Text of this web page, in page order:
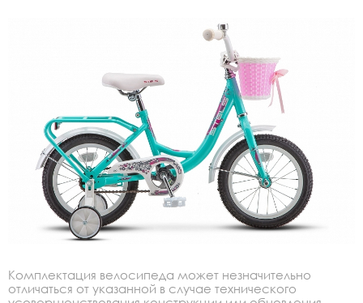
Комплектация велосипеда может незначительно
отличаться от указанной в случае технического